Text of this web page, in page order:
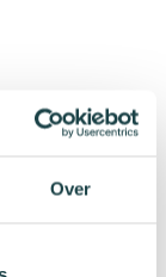
Over